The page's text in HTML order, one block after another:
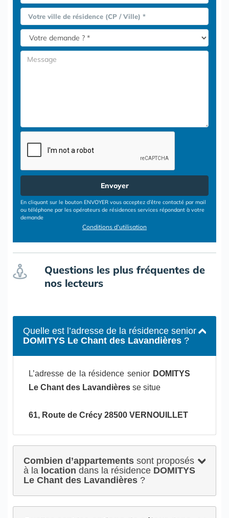
Votre ville de résidence (CP / Ville) *
Envoyer
En cliquant sur le bouton ENVOYER vous acceptez d’être contacté par mail
ou téléphone par les opérateurs de résidences services répondant à votre
demande
Conditions d'utilisation
Questions les plus fréquentes de
nos lecteurs
Quelle est l’adresse de la résidence senior
DOMITYS Le Chant des Lavandières ?
L’adresse de la résidence senior DOMITYS
Le Chant des Lavandières se situe
61, Route de Crécy 28500 VERNOUILLET
Combien d’appartements sont proposés
à la location dans la résidence DOMITYS
Le Chant des Lavandières ?